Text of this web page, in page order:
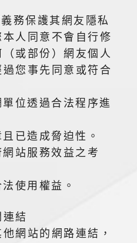
務保護其網友隱私
人同意不會自行修
或部份）網友個人
您事先同意或符合
位透過合法程序進
已造成脅迫性。
站服務效益之考
使用權益。
結
網站的網路連結，